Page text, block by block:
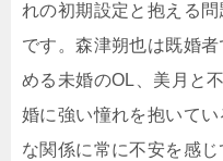
れの初期設定と抱える
です。森津朔也は既婚
める未婚のOL、美月と
婚に強い憧れを抱いて
な関係に常に不安を感